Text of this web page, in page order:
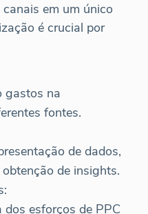
em um único
é crucial por
gastos na
fontes.
de dados,
de insights.
esforços de PPC